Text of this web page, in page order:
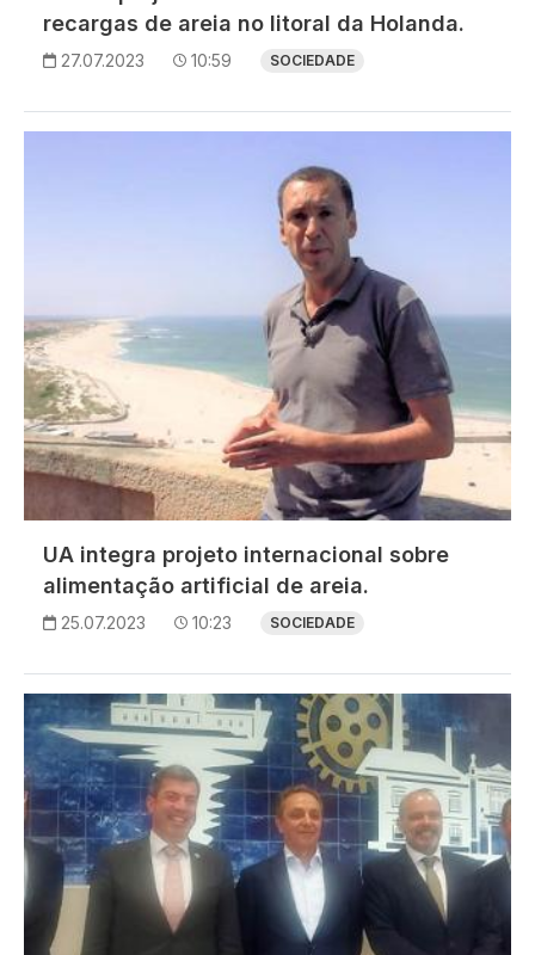
recargas de areia no litoral da Holanda.
27.07.2023 10:59 SOCIEDADE
UA integra projeto internacional sobre
alimentação artificial de areia.
25.07.2023 10:23 SOCIEDADE
Imagem